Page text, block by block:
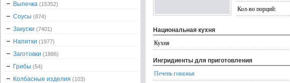
Кол-во порций:
Национальная кухня
Кухня
Ингридиенты для приготовления
Печень говяжья
Выпечка (15352)
Соусы (874)
Закуски (7401)
Напитки (1977)
Заготовки (1886)
Грибы (54)
Колбасные изделия (103)